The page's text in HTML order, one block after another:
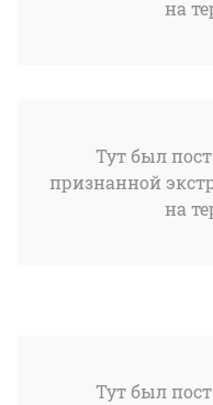
на
Тут был
признанной
на
Тут был